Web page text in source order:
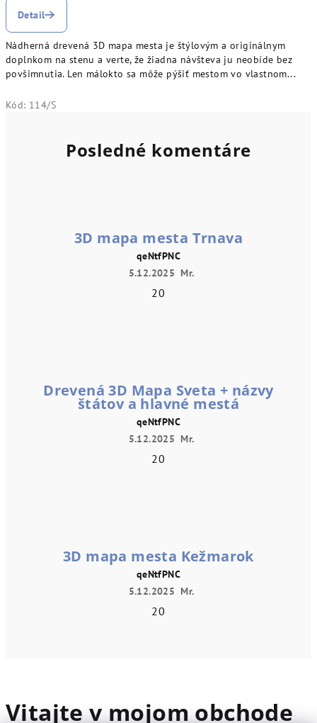
Detail
Nádherná drevená 3D mapa mesta je štýlovým a originálnym
doplnkom na stenu a verte, že žiadna návšteva ju neobíde bez
povšimnutia. Len málokto sa môže pýšiť mestom vo vlastnom...
Kód: 114/S
Posledné komentáre
3D mapa mesta Trnava
qeNtfPNC
5.12.2025 Mr.
20
Drevená 3D Mapa Sveta + názvy
štátov a hlavné mestá
qeNtfPNC
5.12.2025 Mr.
20
3D mapa mesta Kežmarok
qeNtfPNC
5.12.2025 Mr.
20
Vitajte v mojom obchode